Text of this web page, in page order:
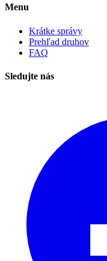
Menu
Krátke správy
Prehľad druhov
FAQ
Sledujte nás